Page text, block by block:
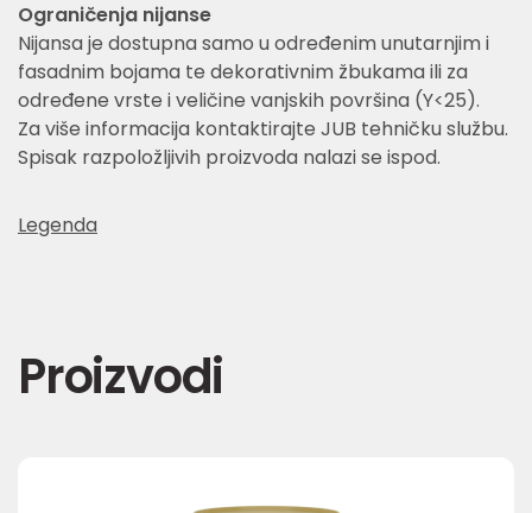
Ograničenja nijanse
Nijansa je dostupna samo u određenim unutarnjim i
fasadnim bojama te dekorativnim žbukama ili za
određene vrste i veličine vanjskih površina (Y<25).
Za više informacija kontaktirajte JUB tehničku službu.
Spisak razpoložljivih proizvoda nalazi se ispod.
Legenda
Proizvodi